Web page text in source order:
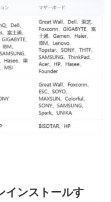
インストールす